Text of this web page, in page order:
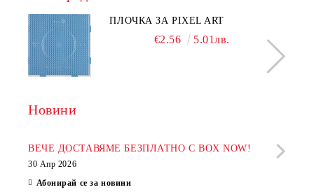
ПЛОЧКА ЗА PIXEL ART
€2.56 5.01лв.
Новини
ВЕЧЕ ДОСТАВЯМЕ БЕЗПЛАТНО С BOX NOW!
30 Апр 2026
Абонирай се за новини